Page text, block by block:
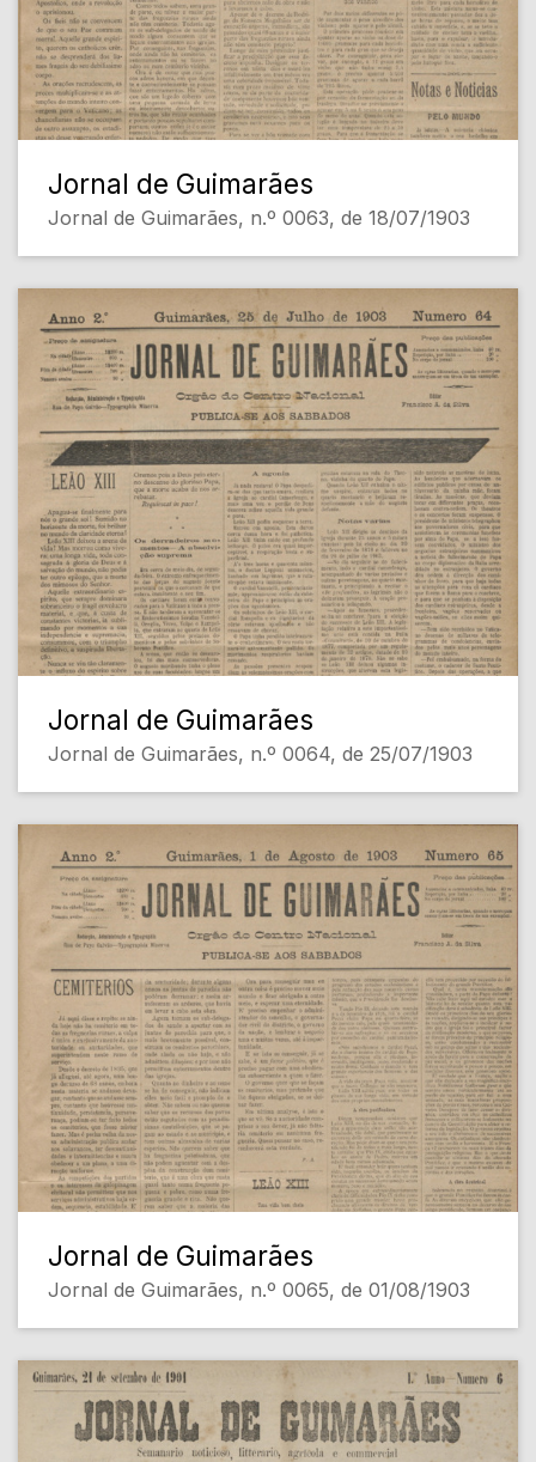
Jornal de Guimarães
Jornal de Guimarães, n.º 0063, de 18/07/1903
Jornal de Guimarães
Jornal de Guimarães, n.º 0064, de 25/07/1903
Jornal de Guimarães
Jornal de Guimarães, n.º 0065, de 01/08/1903